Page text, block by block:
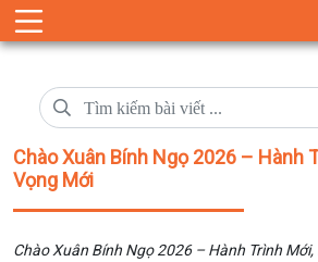
Chào Xuân Bính Ngọ 2026 – Hành
Vọng Mới
Chào Xuân Bính Ngọ 2026 – Hành Trình